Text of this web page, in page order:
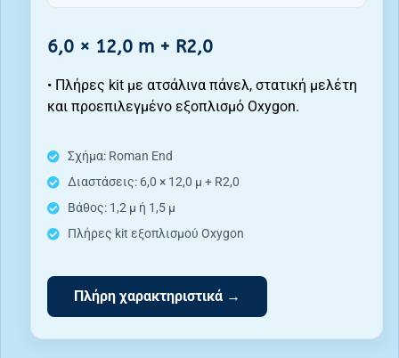
6,0 × 12,0 m + R2,0
• Πλήρες kit με ατσάλινα πάνελ, στατική μελέτη
και προεπιλεγμένο εξοπλισμό Oxygon.
Σχήμα: Roman End
Διαστάσεις: 6,0 × 12,0 μ + R2,0
Βάθος: 1,2 μ ή 1,5 μ
Πλήρες kit εξοπλισμού Oxygon
Πλήρη χαρακτηριστικά →